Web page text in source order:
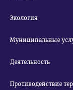
Экология
Муниципальные
Деятельность
Противодействие